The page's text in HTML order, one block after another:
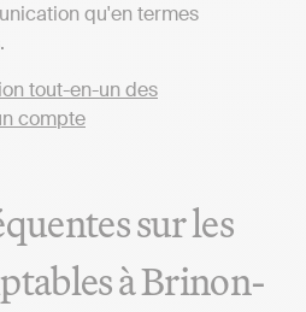
qu'en termes
sur les
à Brinon-